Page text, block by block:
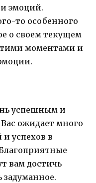
эмоций.
то особенного
о своем текущем
моментами и
успешным и
ожидает много
успехов в
вам достичь
задуманное.